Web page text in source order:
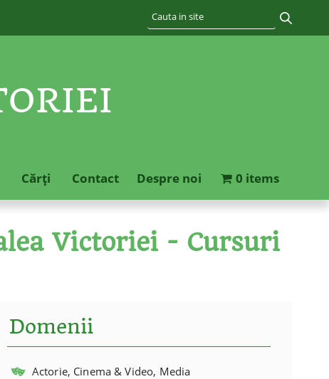
Cărţi Contact Despre noi 0 items
Victoriei - Cursuri
Domenii
Actorie, Cinema & Video, Media